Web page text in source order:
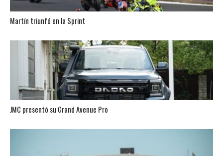
Martín triunfó en la Sprint
JMC presentó su Grand Avenue Pro